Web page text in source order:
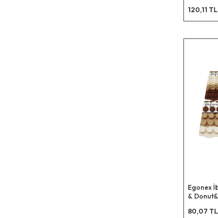
120,11
Egonex
&
Bubble)
80,07